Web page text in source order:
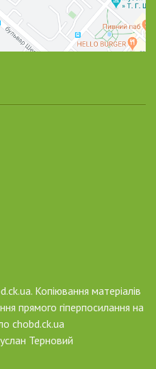
Копіювання матеріалів
прямого гіперпосилання на
chobd.ck.ua
Терновий